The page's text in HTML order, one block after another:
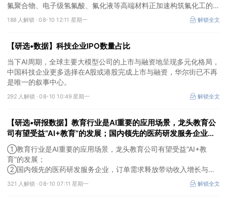
氟聚合物、电子级氢氟酸、氟化液等高端材料正加速构筑氟化工的第
二增长极，在AI算力、半导体国产化等趋势驱动下，长期成长空间广
阔。
188 人解锁 ·08-10 12:11 星期一 解锁全文
【研选•数据】科技企业IPO数量占比
当下AI周期，全球主要大模型公司的上市与融资地呈现多元化格局，
中国科技企业更多选择在A股或港股完成上市与融资，华尔街已不再
是唯一的叙事中心。
292 人解锁 ·08-10 10:49 星期一 解锁全文
【研选•研报数据】教育行业是AI重要的应用场景，龙头教育公
司有望受益“AI+教育”的发展；国内领先的医药研发服务企业，
订单需求释放带动收入增长与业绩扭亏，盈利能力拐点明确
①教育行业是AI重要的应用场景，龙头教育公司有望受益“AI+教
育”的发展；
②国内领先的医药研发服务企业，订单需求释放带动收入增长与业
绩扭亏，盈利能力拐点明确。
321 人解锁 ·08-10 07:11 星期一 解锁全文